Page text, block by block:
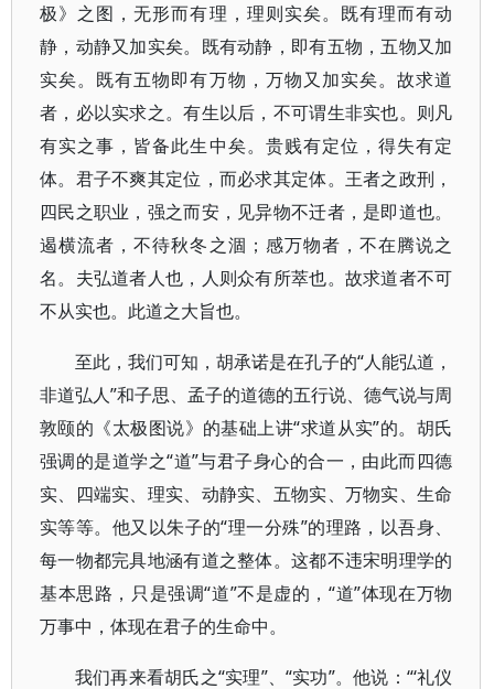
极》之图，无形而有理，理则实矣。既有理而有动
静，动静又加实矣。既有动静，即有五物，五物又加
实矣。既有五物即有万物，万物又加实矣。故求道
者，必以实求之。有生以后，不可谓生非实也。则凡
有实之事，皆备此生中矣。贵贱有定位，得失有定
体。君子不爽其定位，而必求其定体。王者之政刑，
四民之职业，强之而安，见异物不迁者，是即道也。
遏横流者，不待秋冬之涸；感万物者，不在腾说之
名。夫弘道者人也，人则众有所萃也。故求道者不可
不从实也。此道之大旨也。
至此，我们可知，胡承诺是在孔子的“人能弘道，
非道弘人”和子思、孟子的道德的五行说、德气说与周
敦颐的《太极图说》的基础上讲“求道从实”的。胡氏
强调的是道学之“道”与君子身心的合一，由此而四德
实、四端实、理实、动静实、五物实、万物实、生命
实等等。他又以朱子的“理一分殊”的理路，以吾身、
每一物都完具地涵有道之整体。这都不违宋明理学的
基本思路，只是强调“道”不是虚的，“道”体现在万物
万事中，体现在君子的生命中。
我们再来看胡氏之“实理”、“实功”。他说：“‘礼仪